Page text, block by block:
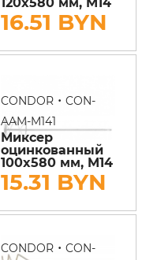
16.51 BYN
CONDOR •CON-
AAM-M141
Миксер
оцинкованный
100x580 мм, M14
15.31 BYN
CONDOR •CON-